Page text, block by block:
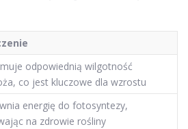
odpowiednią wilgotność
co jest kluczowe dla wzrostu
energię do fotosyntezy,
na zdrowie rośliny